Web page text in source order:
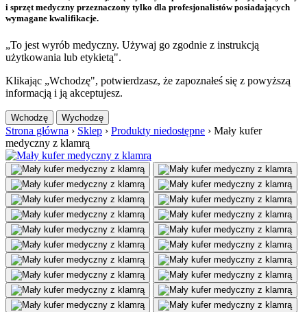
i sprzęt medyczny przeznaczony tylko dla profesjonalistów posiadających
wymagane kwalifikacje.
„To jest wyrób medyczny. Używaj go zgodnie z instrukcją
użytkowania lub etykietą".
Klikając „Wchodzę", potwierdzasz, że zapoznałeś się z powyższą
informacją i ją akceptujesz.
Wchodzę Wychodzę
Strona główna › Sklep › Produkty niedostępne › Mały kufer
medyczny z klamrą